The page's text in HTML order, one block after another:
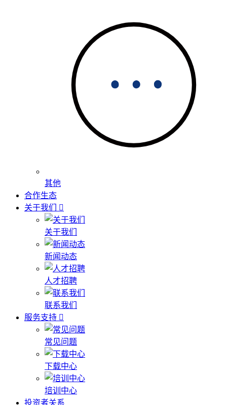
其他
合作生态
关于我们
关于我们
新闻动态
人才招聘
联系我们
服务支持
常见问题
下载中心
培训中心
投资者关系